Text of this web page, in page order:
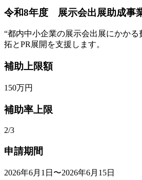
令和8年度 展示会出展助成事
“都内中小企業の展示会出展にかかる
拓とPR展開を支援します。
補助上限額
150万円
補助率上限
2/3
申請期間
2026年6月1日〜2026年6月15日